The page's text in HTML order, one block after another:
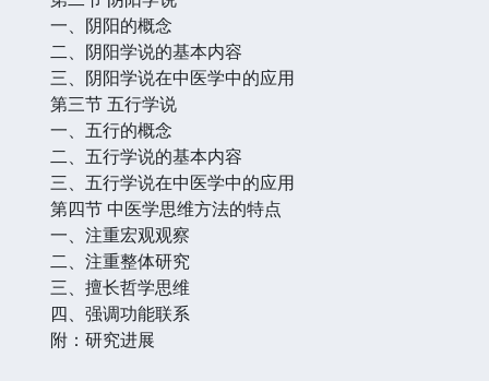
一、阴阳的概念
二、阴阳学说的基本内容
三、阴阳学说在中医学中的应用
第三节 五行学说
一、五行的概念
二、五行学说的基本内容
三、五行学说在中医学中的应用
第四节 中医学思维方法的特点
一、注重宏观观察
二、注重整体研究
三、擅长哲学思维
四、强调功能联系
附：研究进展